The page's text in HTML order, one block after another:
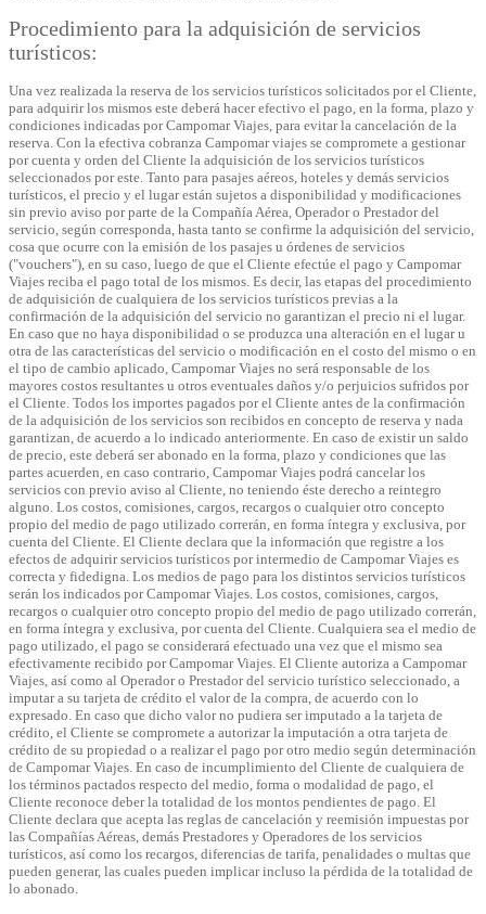
Procedimiento para la adquisición de servicios
turísticos:
Una vez realizada la reserva de los servicios turísticos solicitados por el Cliente,
para adquirir los mismos este deberá hacer efectivo el pago, en la forma, plazo y
condiciones indicadas por Campomar Viajes, para evitar la cancelación de la
reserva. Con la efectiva cobranza Campomar viajes se compromete a gestionar
por cuenta y orden del Cliente la adquisición de los servicios turísticos
seleccionados por este. Tanto para pasajes aéreos, hoteles y demás servicios
turísticos, el precio y el lugar están sujetos a disponibilidad y modificaciones
sin previo aviso por parte de la Compañía Aérea, Operador o Prestador del
servicio, según corresponda, hasta tanto se confirme la adquisición del servicio,
cosa que ocurre con la emisión de los pasajes u órdenes de servicios
("vouchers"), en su caso, luego de que el Cliente efectúe el pago y Campomar
Viajes reciba el pago total de los mismos. Es decir, las etapas del procedimiento
de adquisición de cualquiera de los servicios turísticos previas a la
confirmación de la adquisición del servicio no garantizan el precio ni el lugar.
En caso que no haya disponibilidad o se produzca una alteración en el lugar u
otra de las características del servicio o modificación en el costo del mismo o en
el tipo de cambio aplicado, Campomar Viajes no será responsable de los
mayores costos resultantes u otros eventuales daños y/o perjuicios sufridos por
el Cliente. Todos los importes pagados por el Cliente antes de la confirmación
de la adquisición de los servicios son recibidos en concepto de reserva y nada
garantizan, de acuerdo a lo indicado anteriormente. En caso de existir un saldo
de precio, este deberá ser abonado en la forma, plazo y condiciones que las
partes acuerden, en caso contrario, Campomar Viajes podrá cancelar los
servicios con previo aviso al Cliente, no teniendo éste derecho a reintegro
alguno. Los costos, comisiones, cargos, recargos o cualquier otro concepto
propio del medio de pago utilizado correrán, en forma íntegra y exclusiva, por
cuenta del Cliente. El Cliente declara que la información que registre a los
efectos de adquirir servicios turísticos por intermedio de Campomar Viajes es
correcta y fidedigna. Los medios de pago para los distintos servicios turísticos
serán los indicados por Campomar Viajes. Los costos, comisiones, cargos,
recargos o cualquier otro concepto propio del medio de pago utilizado correrán,
en forma íntegra y exclusiva, por cuenta del Cliente. Cualquiera sea el medio de
pago utilizado, el pago se considerará efectuado una vez que el mismo sea
efectivamente recibido por Campomar Viajes. El Cliente autoriza a Campomar
Viajes, así como al Operador o Prestador del servicio turístico seleccionado, a
imputar a su tarjeta de crédito el valor de la compra, de acuerdo con lo
expresado. En caso que dicho valor no pudiera ser imputado a la tarjeta de
crédito, el Cliente se compromete a autorizar la imputación a otra tarjeta de
crédito de su propiedad o a realizar el pago por otro medio según determinación
de Campomar Viajes. En caso de incumplimiento del Cliente de cualquiera de
los términos pactados respecto del medio, forma o modalidad de pago, el
Cliente reconoce deber la totalidad de los montos pendientes de pago. El
Cliente declara que acepta las reglas de cancelación y reemisión impuestas por
las Compañías Aéreas, demás Prestadores y Operadores de los servicios
turísticos, así como los recargos, diferencias de tarifa, penalidades o multas que
pueden generar, las cuales pueden implicar incluso la pérdida de la totalidad de
lo abonado.